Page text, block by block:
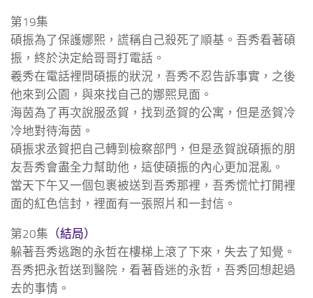
第19集
碩振為了保護娜熙，謊稱自己殺死了順基。吾秀看著碩
振，終於決定給哥哥打電話。
羲秀在電話裡問碩振的狀況，吾秀不忍告訴事實，之後
他來到公園，與來找自己的娜熙見面。
海茵為了再次說服丞賀，找到丞賀的公寓，但是丞賀冷
冷地對待海茵。
碩振求丞賀把自己轉到檢察部門，但是丞賀說碩振的朋
友吾秀會盡全力幫助他，這使碩振的內心更加混亂。
當天下午又一個包裹被送到吾秀那裡，吾秀慌忙打開裡
面的紅色信封，裡面有一張照片和一封信。
第20集 （結局）
躲著吾秀逃跑的永哲在樓梯上滾了下來，失去了知覺。
吾秀把永哲送到醫院，看著昏迷的永哲，吾秀回想起過
去的事情。